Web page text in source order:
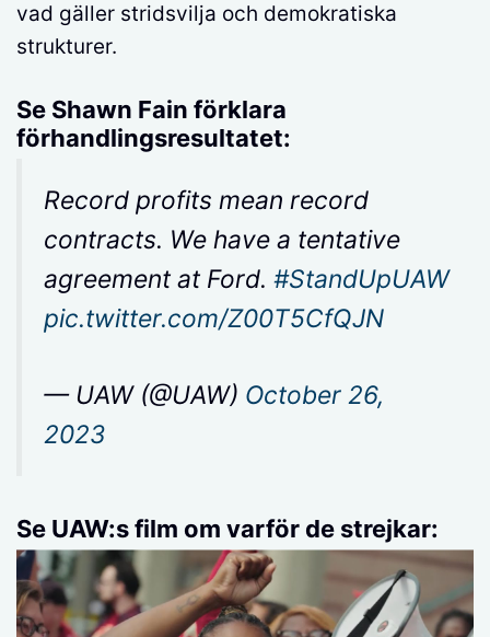
vad gäller stridsvilja och demokratiska
strukturer.
Se Shawn Fain förklara
förhandlingsresultatet:
Record profits mean record
contracts. We have a tentative
agreement at Ford. #StandUpUAW
pic.twitter.com/Z00T5CfQJN
— UAW (@UAW) October 26,
2023
Se UAW:s film om varför de strejkar: